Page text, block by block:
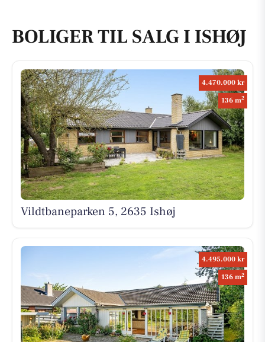
BOLIGER TIL SALG I ISHØJ
4.470.000 kr
136 m2
Vildtbaneparken 5, 2635 Ishøj
4.495.000 kr
136 m2